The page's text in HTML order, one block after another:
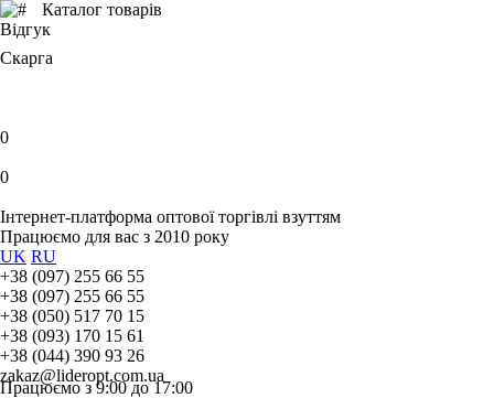
Каталог товарів
Відгук
Скарга
0
0
Інтернет-платформа оптової торгівлі взуттям
Працюємо для вас з 2010 року
UK RU
+38 (097) 255 66 55
+38 (097) 255 66 55
+38 (050) 517 70 15
+38 (093) 170 15 61
+38 (044) 390 93 26
zakaz@lideropt.com.ua
Працюємо з 9:00 до 17:00